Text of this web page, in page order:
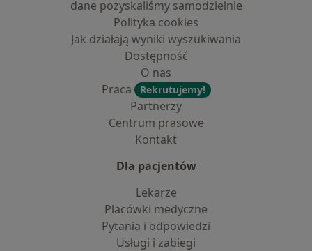
dane pozyskaliśmy samodzielnie
Polityka cookies
Jak działają wyniki wyszukiwania
Dostępność
O nas
Praca
Rekrutujemy!
Partnerzy
Centrum prasowe
Kontakt
Dla pacjentów
Lekarze
Placówki medyczne
Pytania i odpowiedzi
Usługi i zabiegi